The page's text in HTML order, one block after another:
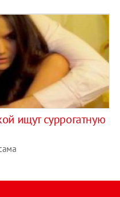
ищут суррогатную